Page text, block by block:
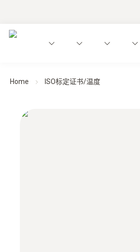
Home ISO标定证书/温度